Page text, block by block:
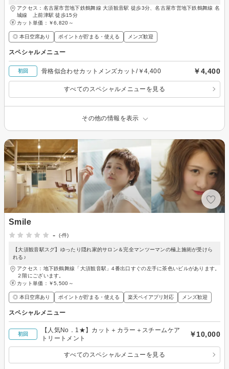
アクセス：名古屋市営地下鉄鶴舞線 大須観音駅 徒歩3分、名古屋市営地下鉄鶴舞線 名
城線 上前津駅 徒歩15分
カット単価： ￥6,820～
◎ 本日空席あり ポイントが貯まる・使える メンズ歓迎
スペシャルメニュー
初回 骨格似合わせカットメンズカット/￥4,400 ￥4,400
すべてのスペシャルメニューを見る
その他の情報を表示
Smile
-
(-件)
【大須観音駅スグ】ゆったり隠れ家的サロン＆完全マンツーマンの極上施術が受けら
れる♪
アクセス：地下鉄鶴舞線「大須観音駅」4番出口すぐの左手に茶色いビルがあります。
２階にございます。
カット単価： ￥5,500～
◎ 本日空席あり ポイントが貯まる・使える 楽天ペイアプリ対応 メンズ歓迎
スペシャルメニュー
初回
【人気No．1★】カット＋カラー＋スチームケア
トリートメント
￥10,000
すべてのスペシャルメニューを見る